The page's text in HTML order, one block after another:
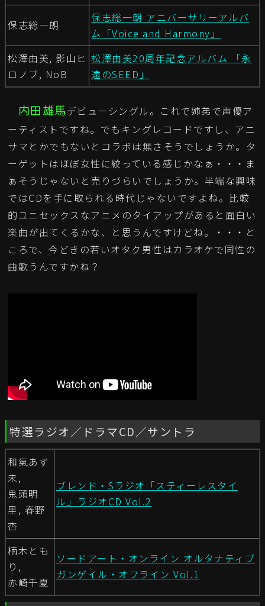
保志総一朗
保志総一朗 アニバーサリーアルバ
ム「Voice and Harmony」
松澤由美, 影山ヒ
ロノブ, NoB
松澤由美20周年記念アルバム 「永
遠のSEED」
内田雄馬デビューシングル。これで姉弟で声優ア
ーティストですね。でもキングレコードですし、アニ
サマとかでもないとコラボは無さそうでしょうか。タ
ーゲットはほぼ女性に絞っている感じかなぁ・・・ま
ぁそうじゃないと売りづらいでしょうか。半端な興味
ではCDを手に取られる時代じゃないですよね。比較
的ユニセックスなアニメのタイアップがあると面白い
楽曲が出てくるかな、と思うんですけどね。・・・と
ころで、今どきの若いオタク男性はカラオケで同性の
曲歌うんですかね？
特選ラジオ／ドラマCD／サントラ
和氣あず
未,
鬼頭明
里, 春野
杏
ブレンド・Sラジオ「スティーレスタイ
ル」ラジオCD Vol.2
楠木とも
り,
赤崎千夏
ソードアート・オンライン オルタナティブ
ガンゲイル・オフライン Vol.1